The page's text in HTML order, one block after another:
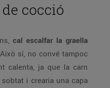
cocció
cal escalfar la graella
sí, no convé tampoc
calenta, ja que la carn
i crearia una capa